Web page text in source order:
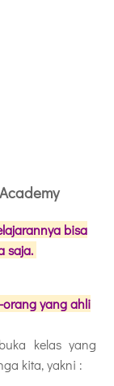
bisa
saja.
orang yang ahli
kelas yang
kita, yakni :